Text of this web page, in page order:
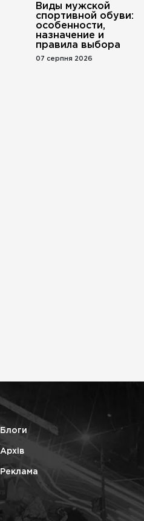
Виды мужской
спортивной обуви:
особенности,
назначение и
правила выбора
07 серпня 2026
Блоги
Архів
Реклама